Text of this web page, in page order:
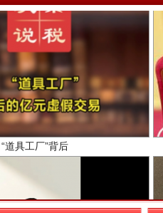
国
国
“道具工厂”背后